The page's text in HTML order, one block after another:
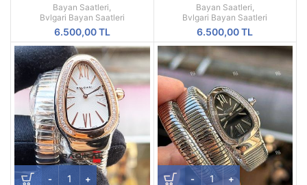
Gold Siyah Kadran Replika Bayan
Saati
Bayan Saatleri,
Bvlgari Bayan Saatleri
6.500,00TL
Replika Bayan Kol Saati
Bayan Saatleri,
Bvlgari Bayan Saatleri
6.500,00TL